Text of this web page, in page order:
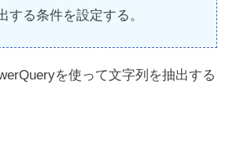
る条件を設定する。
を使って文字列を抽出する